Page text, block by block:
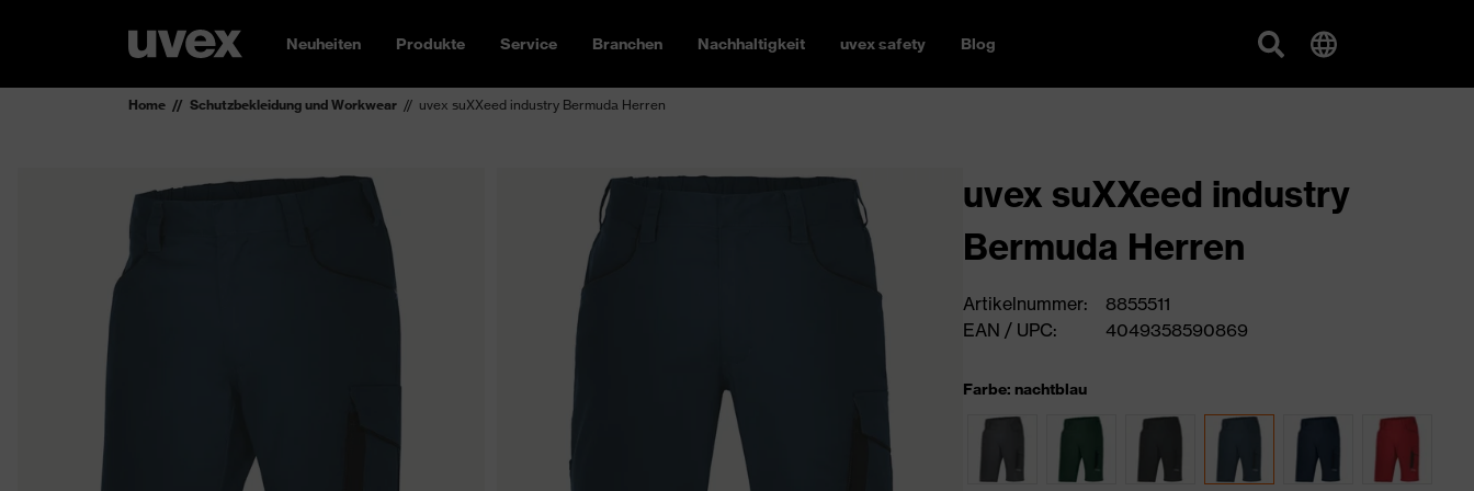
Neuheiten Produkte Service Branchen Nachhaltigkeit uvex safety Blog
Home Schutzbekleidung und Workwear uvex suXXeed industry Bermuda Herren
uvex suXXeed industry
Bermuda Herren
Artikelnummer:
8855511
EAN / UPC:
4049358590869
Farbe: nachtblau